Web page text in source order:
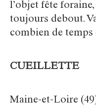
l’objet fête
toujours debout.
combien de temps
CUEILLETTE
Maine-et-Loire